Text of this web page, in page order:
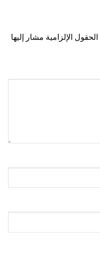
الحقول الإلزامية مشار إليها